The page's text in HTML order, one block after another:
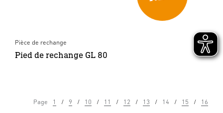
Pièce de rechange
Pied de rechange GL 80
Page 1 9 10 11 12 13 14 15 16